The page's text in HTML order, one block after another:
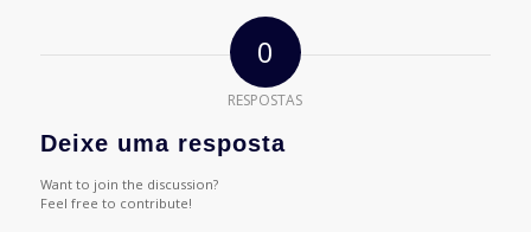
0
RESPOSTAS
Deixe uma resposta
Want to join the discussion?
Feel free to contribute!